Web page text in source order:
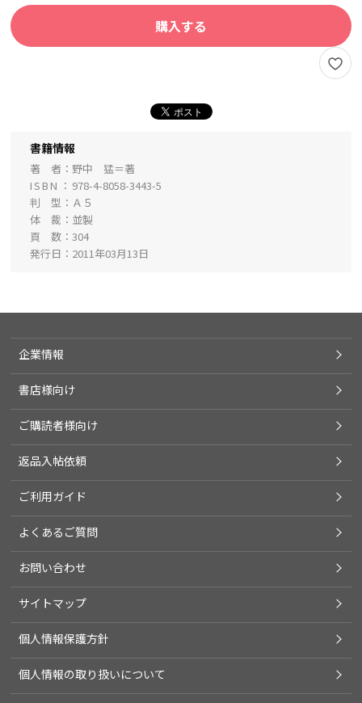
購入する
書籍情報
著 者
野中 猛＝著
ISBN
978-4-8058-3443-5
判 型
Ａ５
体 裁
並製
頁 数
304
発行日
2011年03月13日
企業情報
書店様向け
ご購読者様向け
返品入帖依頼
ご利用ガイド
よくあるご質問
お問い合わせ
サイトマップ
個人情報保護方針
個人情報の取り扱いについて